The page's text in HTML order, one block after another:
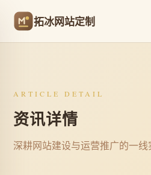
拓冰网站定制
ARTICLE DETAIL
资讯详情
深耕网站建设与运营推广的一线